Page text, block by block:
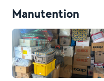
Manutention